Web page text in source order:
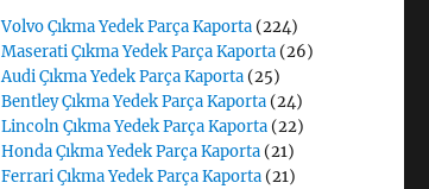
Volvo Çıkma Yedek Parça Kaporta (224)
Maserati Çıkma Yedek Parça Kaporta (26)
Audi Çıkma Yedek Parça Kaporta (25)
Bentley Çıkma Yedek Parça Kaporta (24)
Lincoln Çıkma Yedek Parça Kaporta (22)
Honda Çıkma Yedek Parça Kaporta (21)
Ferrari Çıkma Yedek Parça Kaporta (21)